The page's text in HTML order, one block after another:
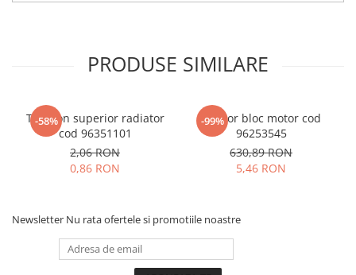
PRODUSE SIMILARE
-58%
Tampon superior radiator
cod 96351101
2,06 RON
0,86 RON
-99%
Senzor bloc motor cod
96253545
630,89 RON
5,46 RON
Newsletter Nu rata ofertele si promotiile noastre